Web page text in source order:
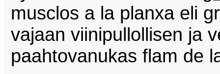
musclos a la planxa eli
vajaan viinipullollisen ja
paahtovanukas flam de